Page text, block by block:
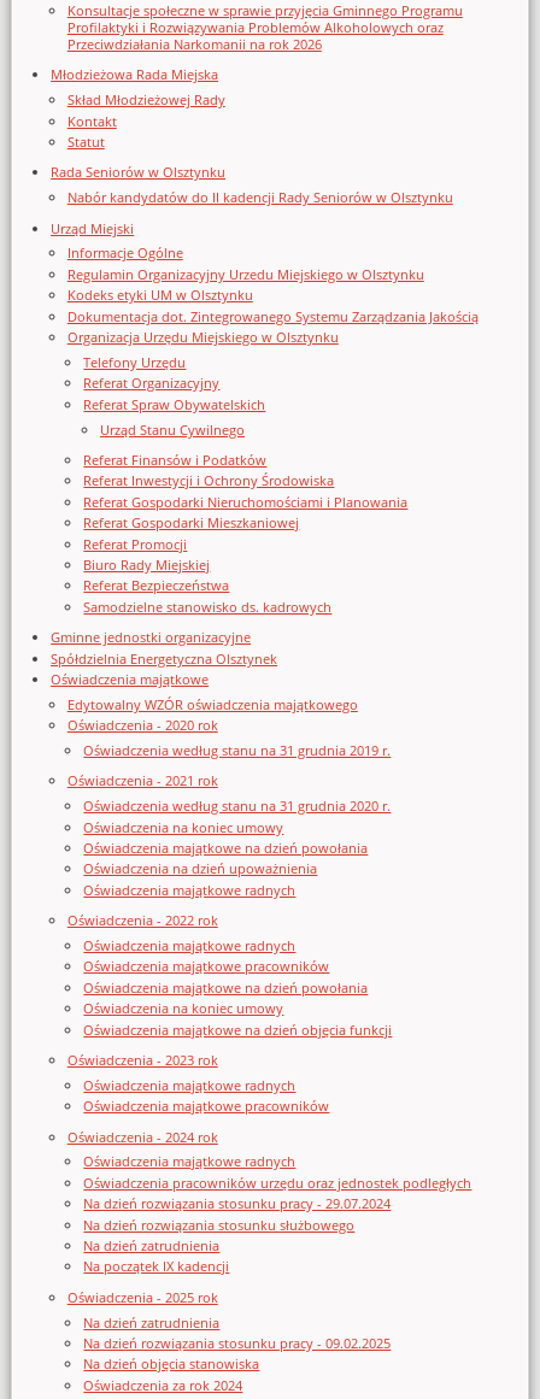
Konsultacje społeczne w sprawie przyjęcia Gminnego Programu
Profilaktyki i Rozwiązywania Problemów Alkoholowych oraz
Przeciwdziałania Narkomanii na rok 2026
Młodzieżowa Rada Miejska
Skład Młodzieżowej Rady
Kontakt
Statut
Rada Seniorów w Olsztynku
Nabór kandydatów do II kadencji Rady Seniorów w Olsztynku
Urząd Miejski
Informacje Ogólne
Regulamin Organizacyjny Urzedu Miejskiego w Olsztynku
Kodeks etyki UM w Olsztynku
Dokumentacja dot. Zintegrowanego Systemu Zarządzania Jakością
Organizacja Urzędu Miejskiego w Olsztynku
Telefony Urzędu
Referat Organizacyjny
Referat Spraw Obywatelskich
Urząd Stanu Cywilnego
Referat Finansów i Podatków
Referat Inwestycji i Ochrony Środowiska
Referat Gospodarki Nieruchomościami i Planowania
Referat Gospodarki Mieszkaniowej
Referat Promocji
Biuro Rady Miejskiej
Referat Bezpieczeństwa
Samodzielne stanowisko ds. kadrowych
Gminne jednostki organizacyjne
Spółdzielnia Energetyczna Olsztynek
Oświadczenia majątkowe
Edytowalny WZÓR oświadczenia majątkowego
Oświadczenia - 2020 rok
Oświadczenia według stanu na 31 grudnia 2019 r.
Oświadczenia - 2021 rok
Oświadczenia według stanu na 31 grudnia 2020 r.
Oświadczenia na koniec umowy
Oświadczenia majątkowe na dzień powołania
Oświadczenia na dzień upoważnienia
Oświadczenia majątkowe radnych
Oświadczenia - 2022 rok
Oświadczenia majątkowe radnych
Oświadczenia majątkowe pracowników
Oświadczenia majątkowe na dzień powołania
Oświadczenia na koniec umowy
Oświadczenia majątkowe na dzień objęcia funkcji
Oświadczenia - 2023 rok
Oświadczenia majątkowe radnych
Oświadczenia majątkowe pracowników
Oświadczenia - 2024 rok
Oświadczenia majątkowe radnych
Oświadczenia pracowników urzędu oraz jednostek podległych
Na dzień rozwiązania stosunku pracy - 29.07.2024
Na dzień rozwiązania stosunku służbowego
Na dzień zatrudnienia
Na początek IX kadencji
Oświadczenia - 2025 rok
Na dzień zatrudnienia
Na dzień rozwiązania stosunku pracy - 09.02.2025
Na dzień objęcia stanowiska
Oświadczenia za rok 2024